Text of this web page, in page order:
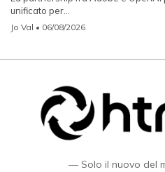
unificato per...
Jo Val • 06/08/2026
— Solo il nuovo del